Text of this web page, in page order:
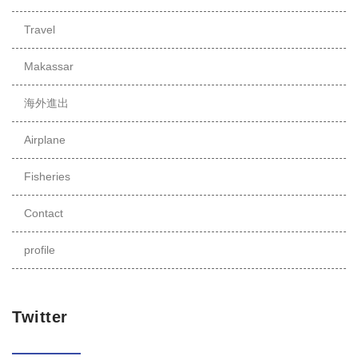
Travel
Makassar
海外進出
Airplane
Fisheries
Contact
profile
Twitter